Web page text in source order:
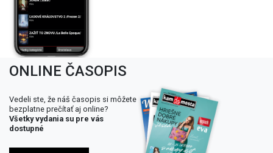
ONLINE ČASOPIS
Vedeli ste, že náš časopis si môžete
bezplatne prečítať aj online?
Všetky vydania su pre vás
dostupné